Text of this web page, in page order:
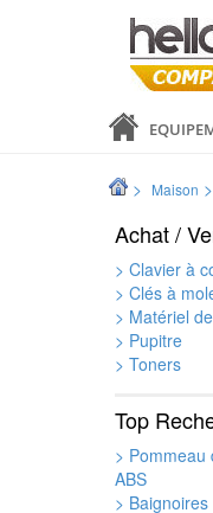
> Maison >
Achat /
> Clavier à
> Clés à
> Matériel
> Pupitre
> Toners
Top
> Pommeau
ABS
> Baignoires